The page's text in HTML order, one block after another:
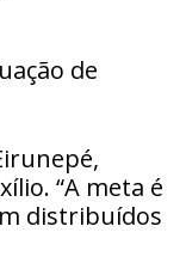
de
“A meta é
distribuídos